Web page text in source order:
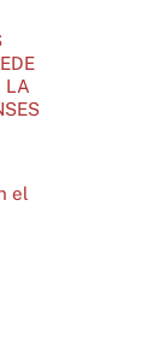
LA
el